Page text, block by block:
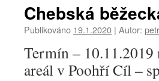
Chebská
Publikováno 19.1.2020 | Autor:
Termín – 10.11.2019
areál v Poohří Cíl –